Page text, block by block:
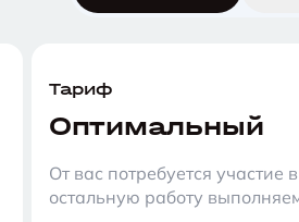
Тариф
Оптимальный
От вас потребуется участие
остальную работу